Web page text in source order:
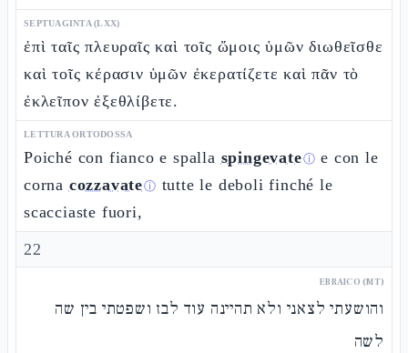
SEPTUAGINTA (LXX)
ἐπὶ ταῖς πλευραῖς καὶ τοῖς ὤμοις ὑμῶν διωθεῖσθε
καὶ τοῖς κέρασιν ὑμῶν ἐκερατίζετε καὶ πᾶν τὸ
ἐκλεῖπον ἐξεθλίβετε.
LETTURA ORTODOSSA
Poiché con fianco e spalla spingevateⓘ e con le
corna cozzavateⓘ tutte le deboli finché le
scacciaste fuori,
22
EBRAICO (MT)
והושעתי לצאני ולא תהיינה עוד לבז ושפטתי בין שה
לשה